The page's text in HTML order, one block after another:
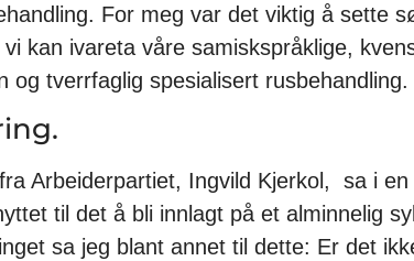
For meg var det viktig å sette
kan ivareta våre samiskspråklige,
og tverrfaglig spesialisert rusbehandling.
Arbeiderpartiet, Ingvild Kjerkol, sa i
til det å bli innlagt på et alminnelig
sa jeg blant annet til dette: Er det